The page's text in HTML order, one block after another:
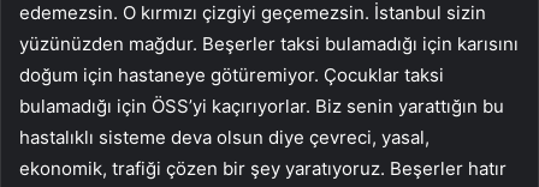
edemezsin. O kırmızı çizgiyi geçemezsin. İstanbul sizin
yüzünüzden mağdur. Beşerler taksi bulamadığı için karısını
doğum için hastaneye götüremiyor. Çocuklar taksi
bulamadığı için ÖSS’yi kaçırıyorlar. Biz senin yarattığın bu
hastalıklı sisteme deva olsun diye çevreci, yasal,
ekonomik, trafiği çözen bir şey yaratıyoruz. Beşerler hatır